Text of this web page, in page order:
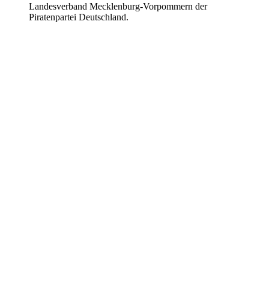
Landesverband Mecklenburg-Vorpommern der
Piratenpartei Deutschland.